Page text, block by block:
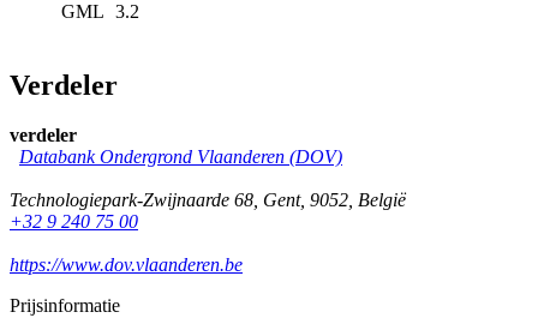
GML 3.2
Verdeler
verdeler
Databank Ondergrond Vlaanderen (DOV)
Technologiepark-Zwijnaarde 68, Gent, 9052, België
+32 9 240 75 00
https://www.dov.vlaanderen.be
Prijsinformatie